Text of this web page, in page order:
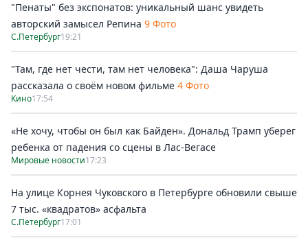
"Пенаты" без экспонатов: уникальный шанс увидеть
авторский замысел Репина 9 Фото
С.Петербург19:21
"Там, где нет чести, там нет человека": Даша Чаруша
рассказала о своём новом фильме 4 Фото
Кино17:54
«Не хочу, чтобы он был как Байден». Дональд Трамп уберег
ребенка от падения со сцены в Лас-Вегасе
Мировые новости17:23
На улице Корнея Чуковского в Петербурге обновили свыше
7 тыс. «квадратов» асфальта
С.Петербург17:01